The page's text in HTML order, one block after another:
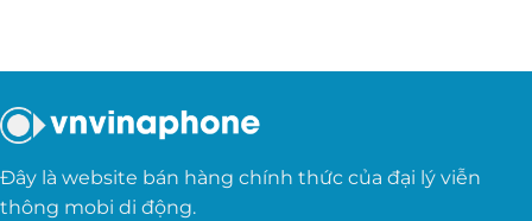
Đây là website bán hàng chính thức của đại lý viễn
thông mobi di động.